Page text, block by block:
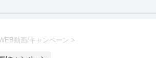
動画/キャンペーン >